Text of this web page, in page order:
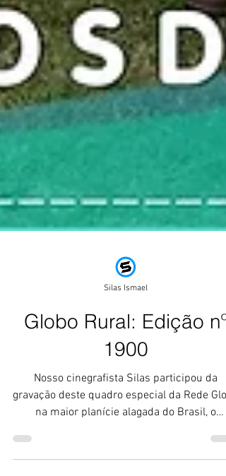
Silas Ismael
Globo Rural: Edição nº
1900
Nosso cinegrafista Silas participou da
Pantanal.